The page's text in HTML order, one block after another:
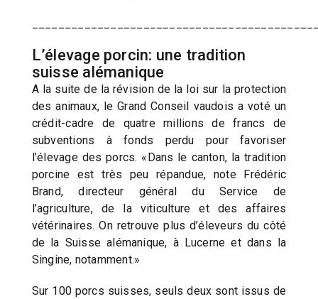
L’élevage porcin: une tradition
suisse alémanique
A la suite de la révision de la loi sur la protection
des animaux, le Grand Conseil vaudois a voté un
crédit-cadre de quatre millions de francs de
subventions à fonds perdu pour favoriser
l’élevage des porcs. «Dans le canton, la tradition
porcine est très peu répandue, note Frédéric
Brand, directeur général du Service de
l’agriculture, de la viticulture et des affaires
vétérinaires. On retrouve plus d’éleveurs du côté
de la Suisse alémanique, à Lucerne et dans la
Singine, notamment.»
Sur 100 porcs suisses, seuls deux sont issus de